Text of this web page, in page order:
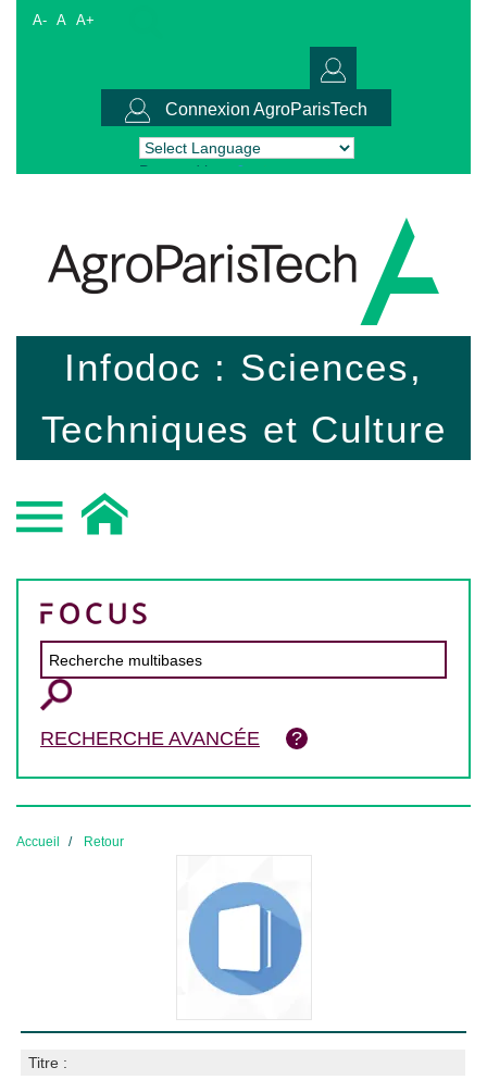
A- A A+
Connexion AgroParisTech
Powered by Translate
Infodoc : Sciences,
Techniques et Culture
RECHERCHE AVANCÉE
Accueil Retour
Titre :